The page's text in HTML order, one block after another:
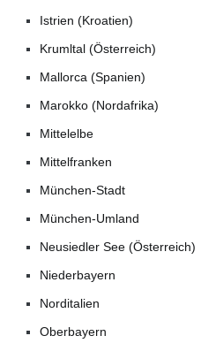
Istrien (Kroatien)
Krumltal (Österreich)
Mallorca (Spanien)
Marokko (Nordafrika)
Mittelelbe
Mittelfranken
München-Stadt
München-Umland
Neusiedler See (Österreich)
Niederbayern
Norditalien
Oberbayern